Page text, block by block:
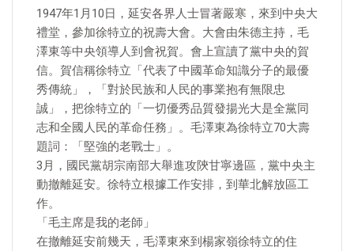
1947年1月10日，延安各界人士冒著嚴寒，來到中央大
禮堂，參加徐特立的祝壽大會。大會由朱德主持，毛
澤東等中央領導人到會祝賀。會上宣讀了黨中央的賀
信。賀信稱徐特立「代表了中國革命知識分子的最優
秀傳統」，「對於民族和人民的事業抱有無限忠
誠」，把徐特立的「一切優秀品質發揚光大是全黨同
志和全國人民的革命任務」。毛澤東為徐特立70大壽
題詞：「堅強的老戰士」。
3月，國民黨胡宗南部大舉進攻陝甘寧邊區，黨中央主
動撤離延安。徐特立根據工作安排，到華北解放區工
作。
「毛主席是我的老師」
在撤離延安前幾天，毛澤東來到楊家嶺徐特立的住